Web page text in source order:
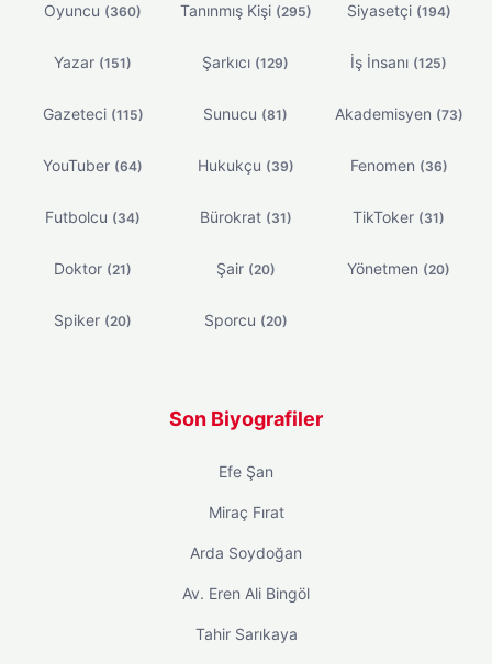
Oyuncu (360) Tanınmış Kişi (295) Siyasetçi (194)
Yazar (151) Şarkıcı (129) İş İnsanı (125)
Gazeteci (115) Sunucu (81) Akademisyen (73)
YouTuber (64) Hukukçu (39) Fenomen (36)
Futbolcu (34) Bürokrat (31) TikToker (31)
Doktor (21) Şair (20) Yönetmen (20)
Spiker (20) Sporcu (20)
Son Biyografiler
Efe Şan
Miraç Fırat
Arda Soydoğan
Av. Eren Ali Bingöl
Tahir Sarıkaya